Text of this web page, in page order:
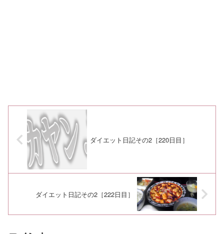
ダイエット日記その2［220日目］
ダイエット日記その2［222日目］